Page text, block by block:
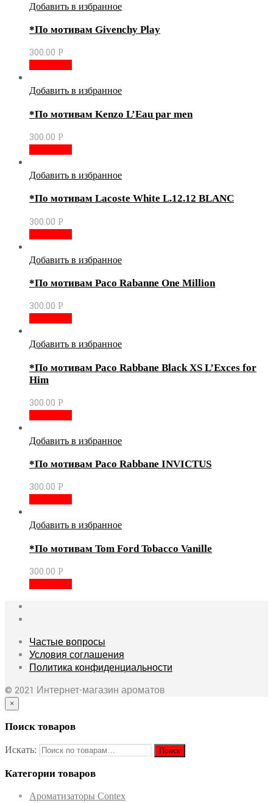
Добавить в избранное
*По мотивам Givenchy Play
300.00 Р
Добавить в избранное
*По мотивам Kenzo L’Eau par men
300.00 Р
Добавить в избранное
*По мотивам Lacoste White L.12.12 BLANC
300.00 Р
Добавить в избранное
*По мотивам Paco Rabanne One Million
300.00 Р
Добавить в избранное
*По мотивам Paco Rabbane Black XS L’Exces for
Him
300.00 Р
Добавить в избранное
*По мотивам Paco Rabbane INVICTUS
300.00 Р
Добавить в избранное
*По мотивам Tom Ford Tobacco Vanille
300.00 Р
Частые вопросы
Условия соглашения
Политика конфиденциальности
© 2021 Интернет-магазин ароматов
×
Поиск товаров
Искать:
Категории товаров
Ароматизаторы Contex